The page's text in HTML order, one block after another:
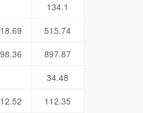
134.1
515.74
897.87
34.48
112.35